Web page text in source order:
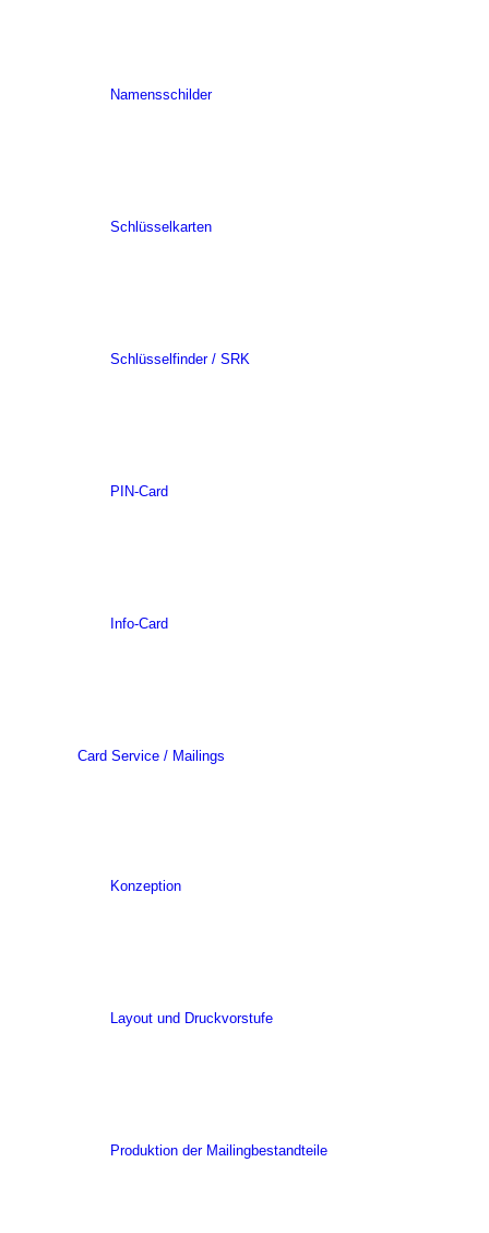
Namensschilder
Schlüsselkarten
Schlüsselfinder / SRK
PIN-Card
Info-Card
Card Service / Mailings
Konzeption
Layout und Druckvorstufe
Produktion der Mailingbestandteile